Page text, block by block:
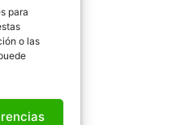
para
o las